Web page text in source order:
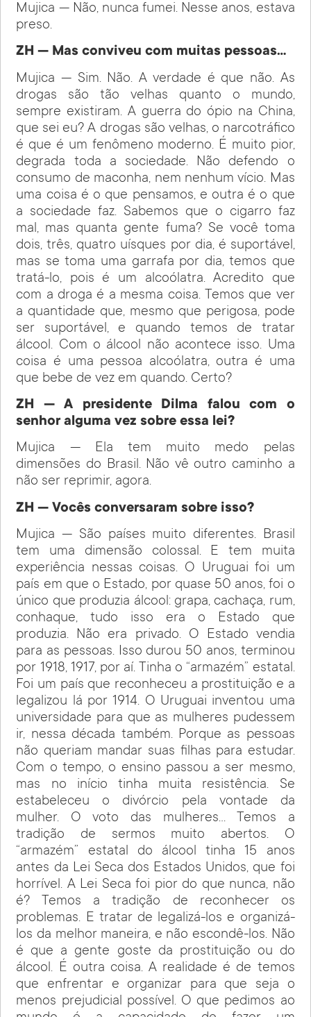
Mujica — Não, nunca fumei. Nesse anos, estava
preso.
ZH — Mas conviveu com muitas pessoas…
Mujica — Sim. Não. A verdade é que não. As
drogas são tão velhas quanto o mundo,
sempre existiram. A guerra do ópio na China,
que sei eu? A drogas são velhas, o narcotráfico
é que é um fenômeno moderno. É muito pior,
degrada toda a sociedade. Não defendo o
consumo de maconha, nem nenhum vício. Mas
uma coisa é o que pensamos, e outra é o que
a sociedade faz. Sabemos que o cigarro faz
mal, mas quanta gente fuma? Se você toma
dois, três, quatro uísques por dia, é suportável,
mas se toma uma garrafa por dia, temos que
tratá-lo, pois é um alcoólatra. Acredito que
com a droga é a mesma coisa. Temos que ver
a quantidade que, mesmo que perigosa, pode
ser suportável, e quando temos de tratar
álcool. Com o álcool não acontece isso. Uma
coisa é uma pessoa alcoólatra, outra é uma
que bebe de vez em quando. Certo?
ZH — A presidente Dilma falou com o
senhor alguma vez sobre essa lei?
Mujica — Ela tem muito medo pelas
dimensões do Brasil. Não vê outro caminho a
não ser reprimir, agora.
ZH — Vocês conversaram sobre isso?
Mujica — São países muito diferentes. Brasil
tem uma dimensão colossal. E tem muita
experiência nessas coisas. O Uruguai foi um
país em que o Estado, por quase 50 anos, foi o
único que produzia álcool: grapa, cachaça, rum,
conhaque, tudo isso era o Estado que
produzia. Não era privado. O Estado vendia
para as pessoas. Isso durou 50 anos, terminou
por 1918, 1917, por aí. Tinha o “armazém” estatal.
Foi um país que reconheceu a prostituição e a
legalizou lá por 1914. O Uruguai inventou uma
universidade para que as mulheres pudessem
ir, nessa década também. Porque as pessoas
não queriam mandar suas filhas para estudar.
Com o tempo, o ensino passou a ser mesmo,
mas no início tinha muita resistência. Se
estabeleceu o divórcio pela vontade da
mulher. O voto das mulheres… Temos a
tradição de sermos muito abertos. O
“armazém” estatal do álcool tinha 15 anos
antes da Lei Seca dos Estados Unidos, que foi
horrível. A Lei Seca foi pior do que nunca, não
é? Temos a tradição de reconhecer os
problemas. E tratar de legalizá-los e organizá-
los da melhor maneira, e não escondê-los. Não
é que a gente goste da prostituição ou do
álcool. É outra coisa. A realidade é de temos
que enfrentar e organizar para que seja o
menos prejudicial possível. O que pedimos ao